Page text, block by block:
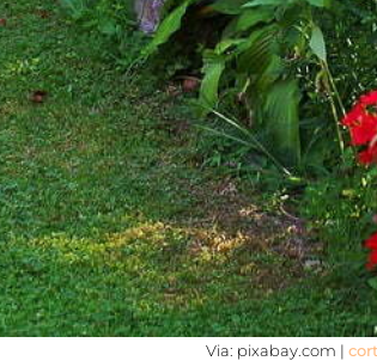
Via: pixabay.com |